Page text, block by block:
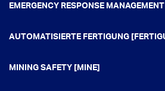
EMERGENCY RESPONSE
AUTOMATISIERTE FERTIGUNG
MINING SAFETY [MINE]